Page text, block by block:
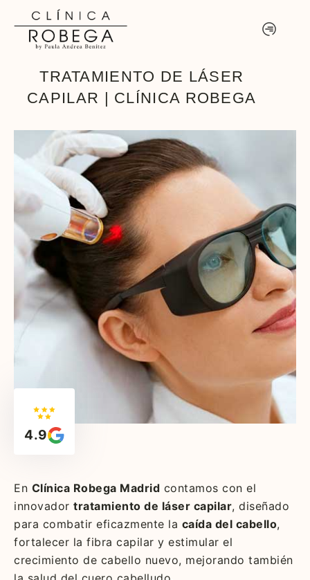
TRATAMIENTO DE LÁSER
CAPILAR | CLÍNICA ROBEGA
En Clínica Robega Madrid contamos con el
innovador tratamiento de láser capilar, diseñado
para combatir eficazmente la caída del cabello,
fortalecer la fibra capilar y estimular el
crecimiento de cabello nuevo, mejorando también
4.9